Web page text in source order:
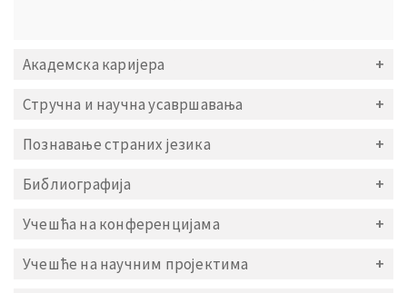
Академска каријера
Стручна и научна усавршавања
Познавање страних језика
Библиографија
Учешћа на конференцијама
Учешће на научним пројектима